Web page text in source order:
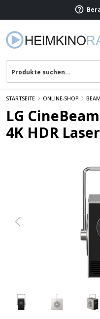
STARTSEITE ONLINE-SHOP
LG
4K HDR